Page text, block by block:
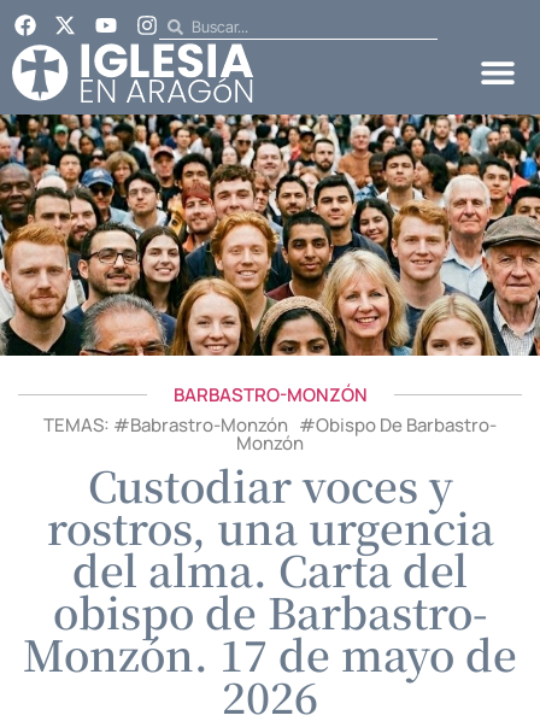
BARBASTRO-MONZÓN
TEMAS: #Babrastro-Monzón #Obispo De Barbastro-
Monzón
Custodiar voces y
rostros, una urgencia
del alma. Carta del
obispo de Barbastro-
Monzón. 17 de mayo de
2026